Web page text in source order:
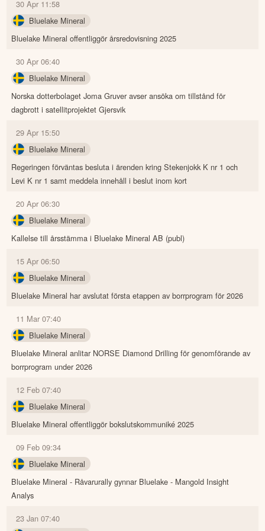
30 Apr 11:58
Bluelake Mineral
Bluelake Mineral offentliggör årsredovisning 2025
30 Apr 06:40
Bluelake Mineral
Norska dotterbolaget Joma Gruver avser ansöka om tillstånd för
dagbrott i satellitprojektet Gjersvik
29 Apr 15:50
Bluelake Mineral
Regeringen förväntas besluta i ärenden kring Stekenjokk K nr 1 och
Levi K nr 1 samt meddela innehåll i beslut inom kort
20 Apr 06:30
Bluelake Mineral
Kallelse till årsstämma i Bluelake Mineral AB (publ)
15 Apr 06:50
Bluelake Mineral
Bluelake Mineral har avslutat första etappen av borrprogram för 2026
11 Mar 07:40
Bluelake Mineral
Bluelake Mineral anlitar NORSE Diamond Drilling för genomförande av
borrprogram under 2026
12 Feb 07:40
Bluelake Mineral
Bluelake Mineral offentliggör bokslutskommuniké 2025
09 Feb 09:34
Bluelake Mineral
Bluelake Mineral - Råvarurally gynnar Bluelake - Mangold Insight
Analys
23 Jan 07:40